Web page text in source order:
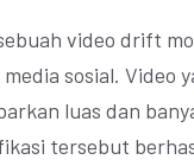
video drift
sosial. Video
luas dan
tersebut